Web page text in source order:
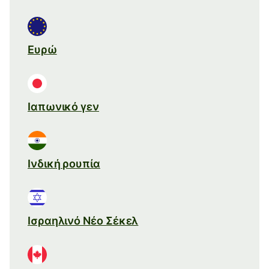
Ευρώ
Ιαπωνικό γεν
Ινδική ρουπία
Ισραηλινό Νέο Σέκελ